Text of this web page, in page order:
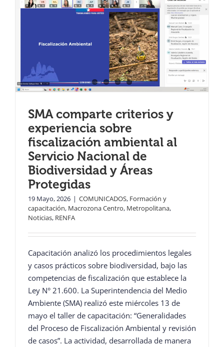
SMA comparte criterios y
experiencia sobre
fiscalización ambiental al
Servicio Nacional de
Biodiversidad y Áreas
Protegidas
19 Mayo, 2026 | COMUNICADOS, Formación y
capacitación, Macrozona Centro, Metropolitana,
Noticias, RENFA
Capacitación analizó los procedimientos legales
y casos prácticos sobre biodiversidad, bajo las
competencias de fiscalización que establece la
Ley N° 21.600. La Superintendencia del Medio
Ambiente (SMA) realizó este miércoles 13 de
mayo el taller de capacitación: “Generalidades
del Proceso de Fiscalización Ambiental y revisión
de casos”. La actividad, desarrollada de manera